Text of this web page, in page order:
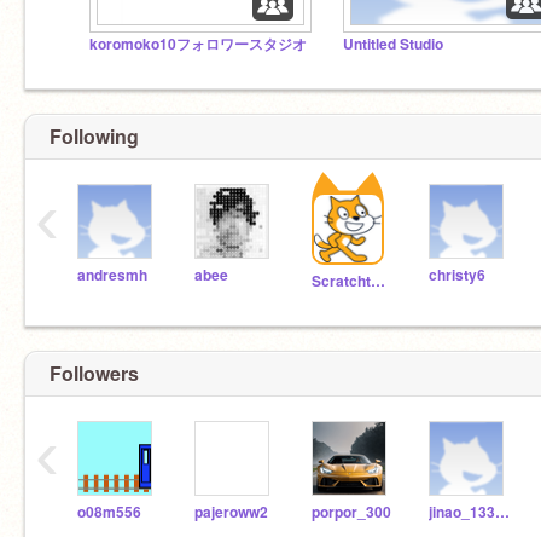
koromoko10フォロワースタジオ Untitled Studio
Following
andresmh abee Scratchteam christy6
‹
Followers
o08m556 pajeroww2 porpor_300 jinao_133091
‹